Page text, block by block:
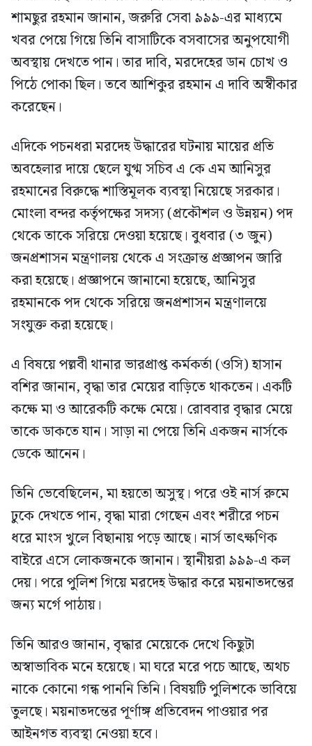
শামছুর রহমান জানান, জরুরি সেবা ৯৯৯-এর মাধ্যমে
খবর পেয়ে গিয়ে তিনি বাসাটিকে বসবাসের অনুপযোগী
অবস্থায় দেখতে পান। তার দাবি, মরদেহের ডান চোখ ও
পিঠে পোকা ছিল। তবে আশিকুর রহমান এ দাবি অস্বীকার
করেছেন।
এদিকে পচনধরা মরদেহ উদ্ধারের ঘটনায় মায়ের প্রতি
অবহেলার দায়ে ছেলে যুগ্ম সচিব এ কে এম আনিসুর
রহমানের বিরুদ্ধে শাস্তিমূলক ব্যবস্থা নিয়েছে সরকার।
মোংলা বন্দর কর্তৃপক্ষের সদস্য (প্রকৌশল ও উন্নয়ন) পদ
থেকে তাকে সরিয়ে দেওয়া হয়েছে। বুধবার (৩ জুন)
জনপ্রশাসন মন্ত্রণালয় থেকে এ সংক্রান্ত প্রজ্ঞাপন জারি
করা হয়েছে। প্রজ্ঞাপনে জানানো হয়েছে, আনিসুর
রহমানকে পদ থেকে সরিয়ে জনপ্রশাসন মন্ত্রণালয়ে
সংযুক্ত করা হয়েছে।
এ বিষয়ে পল্লবী থানার ভারপ্রাপ্ত কর্মকর্তা (ওসি) হাসান
বশির জানান, বৃদ্ধা তার মেয়ের বাড়িতে থাকতেন। একটি
কক্ষে মা ও আরেকটি কক্ষে মেয়ে। রোববার বৃদ্ধার মেয়ে
তাকে ডাকতে যান। সাড়া না পেয়ে তিনি একজন নার্সকে
ডেকে আনেন।
তিনি ভেবেছিলেন, মা হয়তো অসুস্থ। পরে ওই নার্স রুমে
ঢুকে দেখতে পান, বৃদ্ধা মারা গেছেন এবং শরীরে পচন
ধরে মাংস খুলে বিছানায় পড়ে আছে। নার্স তাৎক্ষণিক
বাইরে এসে লোকজনকে জানান। স্থানীয়রা ৯৯৯-এ কল
দেয়। পরে পুলিশ গিয়ে মরদেহ উদ্ধার করে ময়নাতদন্তের
জন্য মর্গে পাঠায়।
তিনি আরও জানান, বৃদ্ধার মেয়েকে দেখে কিছুটা
অস্বাভাবিক মনে হয়েছে। মা ঘরে মরে পচে আছে, অথচ
নাকে কোনো গন্ধ পাননি তিনি। বিষয়টি পুলিশকে ভাবিয়ে
তুলছে। ময়নাতদন্তের পূর্ণাঙ্গ প্রতিবেদন পাওয়ার পর
আইনগত ব্যবস্থা নেওয়া হবে।